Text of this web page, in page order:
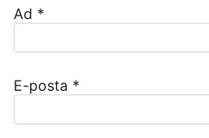
Ad *
E-posta *